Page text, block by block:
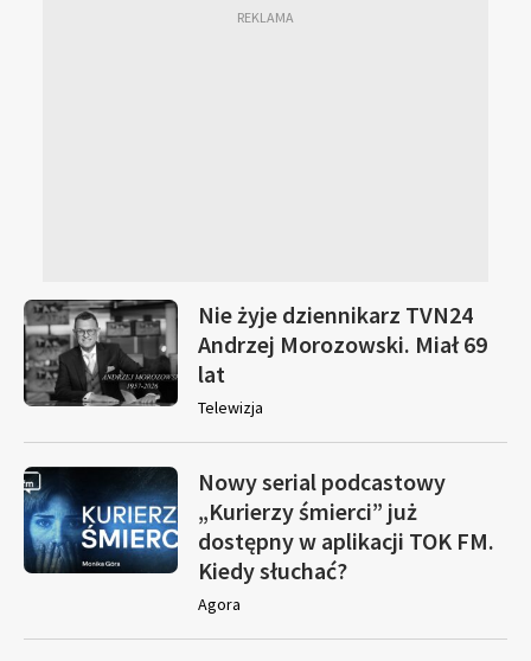
Nie żyje dziennikarz TVN24
Andrzej Morozowski. Miał 69
lat
Telewizja
Nowy serial podcastowy
„Kurierzy śmierci” już
dostępny w aplikacji TOK FM.
Kiedy słuchać?
Agora